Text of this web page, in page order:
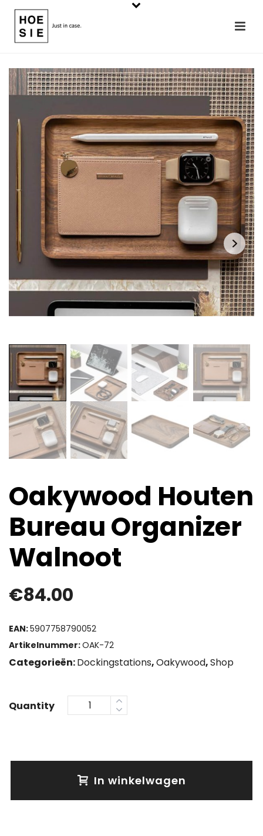
Oakywood Houten
Bureau Organizer
Walnoot
€84.00
EAN:5907758790052
Artikelnummer:OAK-72
Categorieën:Dockingstations,Oakywood,Shop
Quantity
In winkelwagen